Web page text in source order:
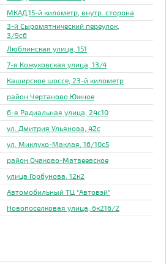
МКАД,15-й километр, внутр. сторона
3-й Сыромятнический переулок,
3/9с6
Люблинская улица, 151
7-я Кожуховская улица, 13/4
Каширское шоссе, 23-й километр
район Чертаново Южное
6-я Радиальная улица, 24с10
ул. Дмитрия Ульянова, 42с
ул. Миклухо-Маклая, 16/10с5
район Очаково-Матвеевское
улица Горбунова, 12к2
Автомобильный ТЦ "Автовэй"
Новопоселковая улица, 6к216/2